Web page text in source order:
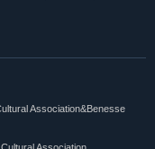
Association&Benesse